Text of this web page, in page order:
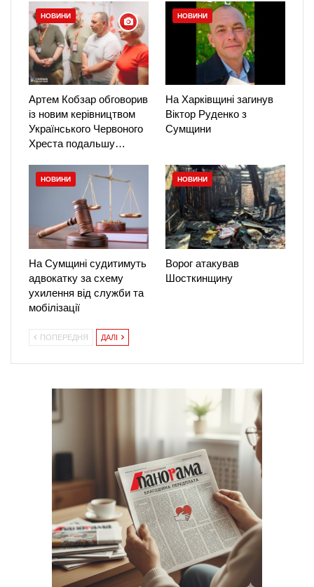
НОВИНИ
Артем Кобзар обговорив
із новим керівництвом
Українського Червоного
Хреста подальшу…
НОВИНИ
На Харківщині загинув
Віктор Руденко з
Сумщини
НОВИНИ
На Сумщині судитимуть
адвокатку за схему
ухилення від служби та
мобілізації
НОВИНИ
Ворог атакував
Шосткинщину
ПОПЕРЕДНЯ ДАЛІ